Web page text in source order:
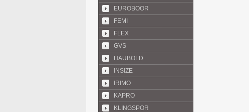
EUROBOOR
FEMI
FLEX
GVS
HAUBOLD
INSIZE
IRIMO
KAPRO
KLINGSPOR